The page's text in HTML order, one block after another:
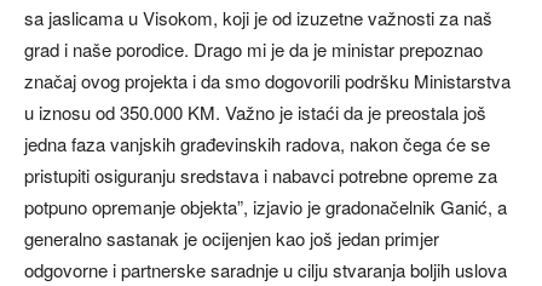
sa jaslicama u Visokom, koji je od izuzetne važnosti za naš
grad i naše porodice. Drago mi je da je ministar prepoznao
značaj ovog projekta i da smo dogovorili podršku Ministarstva
u iznosu od 350.000 KM. Važno je istaći da je preostala još
jedna faza vanjskih građevinskih radova, nakon čega će se
pristupiti osiguranju sredstava i nabavci potrebne opreme za
potpuno opremanje objekta”, izjavio je gradonačelnik Ganić, a
generalno sastanak je ocijenjen kao još jedan primjer
odgovorne i partnerske saradnje u cilju stvaranja boljih uslova